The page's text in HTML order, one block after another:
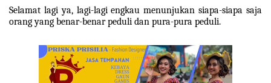
Selamat lagi ya, lagi-lagi engkau menunjukan siapa-siapa saja
orang yang benar-benar peduli dan pura-pura peduli.